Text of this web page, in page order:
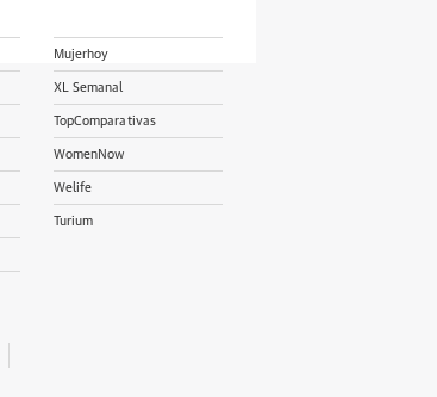
Mujerhoy
XL Semanal
TopComparativas
WomenNow
Welife
Turium